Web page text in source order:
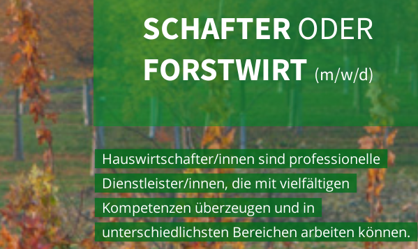
SCHAFTERODER
FORSTWIRT (m/w/d)
Hauswirtschafter/innen sind professionelle
Dienstleister/innen, die mit vielfältigen
Kompetenzen überzeugen und in
unterschiedlichsten Bereichen arbeiten können.